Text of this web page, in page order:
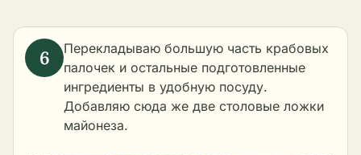
Перекладываю большую часть крабовых
палочек и остальные подготовленные
ингредиенты в удобную посуду.
Добавляю сюда же две столовые ложки
майонеза.